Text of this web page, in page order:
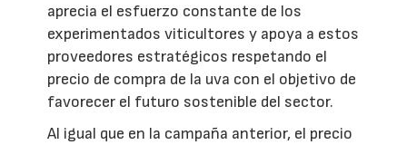
aprecia el esfuerzo constante de los
experimentados viticultores y apoya a estos
proveedores estratégicos respetando el
precio de compra de la uva con el objetivo de
favorecer el futuro sostenible del sector.
Al igual que en la campaña anterior, el precio